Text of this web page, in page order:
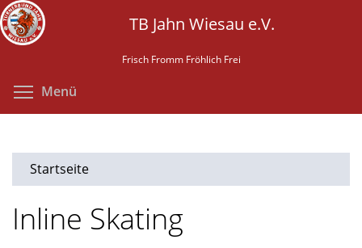
Direkt
zum
Inhalt
TB Jahn Wiesau e.V.
Frisch Fromm Fröhlich Frei
Menü
Startseite
Inline Skating